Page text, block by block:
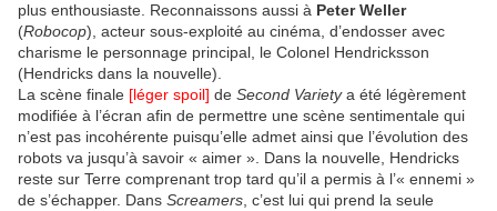
plus enthousiaste. Reconnaissons aussi à Peter Weller
(Robocop), acteur sous-exploité au cinéma, d’endosser avec
charisme le personnage principal, le Colonel Hendricksson
(Hendricks dans la nouvelle).
La scène finale [léger spoil] de Second Varietya été légèrement
modifiée à l’écran afin de permettre une scène sentimentale qui
n’est pas incohérente puisqu’elle admet ainsi que l’évolution des
robots va jusqu’à savoir « aimer ». Dans la nouvelle, Hendricks
reste sur Terre comprenant trop tard qu’il a permis à l’« ennemi »
de s’échapper. Dans Screamers , c’est lui qui prend la seule